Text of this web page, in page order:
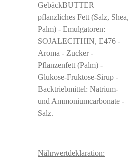
GebäckBUTTER –
pflanzliches Fett (Salz, Shea,
Palm) - Emulgatoren:
SOJALECITHIN, E476 -
Aroma - Zucker -
Pflanzenfett (Palm) -
Glukose-Fruktose-Sirup -
Backtriebmittel: Natrium-
und Ammoniumcarbonate -
Salz.
Nährwertdeklaration: